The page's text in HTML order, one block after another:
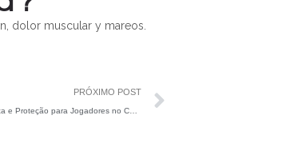
dolor muscular y mareos.
PRÓXIMO POST